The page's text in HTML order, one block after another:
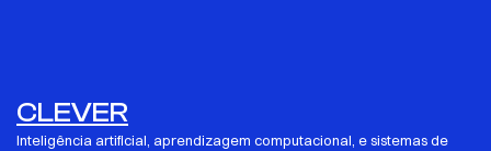
CLEVER
Inteligência artificial, aprendizagem computacional, e sistemas de